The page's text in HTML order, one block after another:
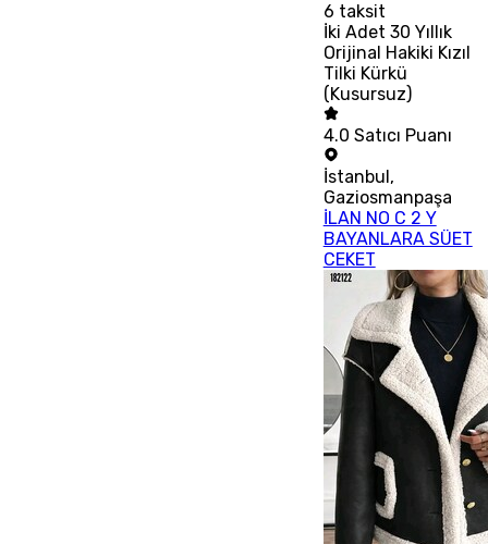
6 taksit
İki Adet 30 Yıllık
Orijinal Hakiki Kızıl
Tilki Kürkü
(Kusursuz)
4.0 Satıcı Puanı
İstanbul ,
Gaziosmanpaşa
İLAN NO C 2 Y
BAYANLARA SÜET
CEKET